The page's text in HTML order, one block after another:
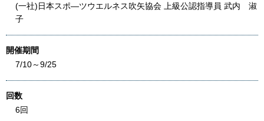
(一社)日本スポ―ツウエルネス吹矢協会 上級公認指導員 武内 淑
子
開催期間
7/10～9/25
回数
6回